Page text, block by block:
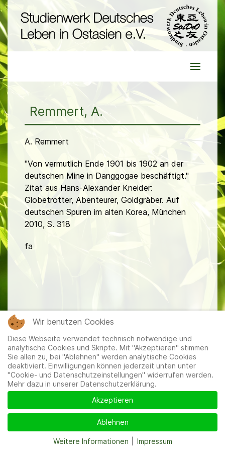
Remmert, A.
A. Remmert
"Von vermutlich Ende 1901 bis 1902 an der
deutschen Mine in Danggogae beschäftigt."
Zitat aus Hans-Alexander Kneider:
Globetrotter, Abenteurer, Goldgräber. Auf
deutschen Spuren im alten Korea, München
2010, S. 318
fa
Mitglieder| Impressum|Datenschutzerklärung
Wir benutzen Cookies
Diese Webseite verwendet technisch notwendige und
analytische Cookies und Skripte. Mit "Akzeptieren" stimmen
Sie allen zu, bei "Ablehnen" werden analytische Cookies
deaktiviert. Einwilligungen können jederzeit unten unter
"Cookie- und Datenschutzeinstellungen" widerrufen werden.
Mehr dazu in unserer Datenschutzerklärung.
Akzeptieren
Ablehnen
Weitere Informationen Impressum